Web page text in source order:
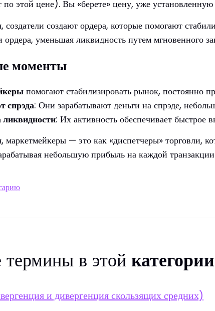
по этой цене). Вы «берете» цену, уже
создатели создают ордера, которые помогают
ордера, уменьшая ликвидность путем мгновенного
моменты
помогают стабилизировать рынок, постоянно
спрэда: Они зарабатывают деньги на спрэде,
: Их активность обеспечивает
маркетмейкеры — это как «диспетчеры» торговли,
небольшую прибыль на каждой
в этойкатегории
и дивергенция скользящих средних)